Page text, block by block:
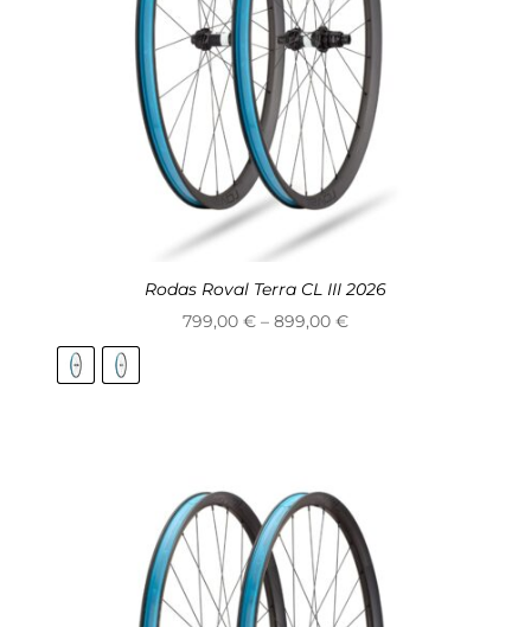
Rodas Roval Terra CL III 2026
799,00 € – 899,00 €Price